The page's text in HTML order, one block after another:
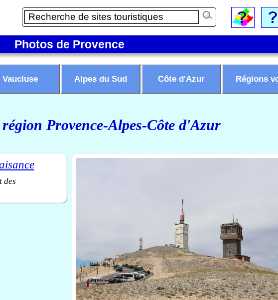
Photos de Provence
Vaucluse Alpes du Sud Côte d'Azur Régions
Provence-Alpes-Côte d'Azur
des